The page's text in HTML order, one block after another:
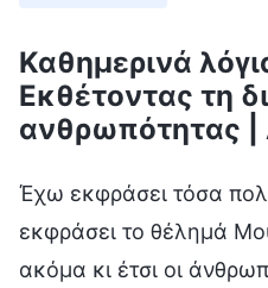
Καθημερινά
Εκθέτοντας τη
ανθρωπότητας
Έχω εκφράσει τόσα
εκφράσει το θέλημά
ακόμα κι έτσι οι